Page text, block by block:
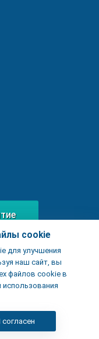
cookie
для улучшения
наш сайт, вы
файлов cookie в
согласен